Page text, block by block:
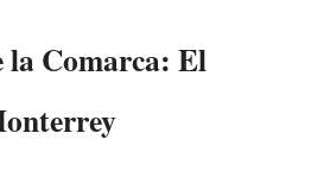
Comarca: El